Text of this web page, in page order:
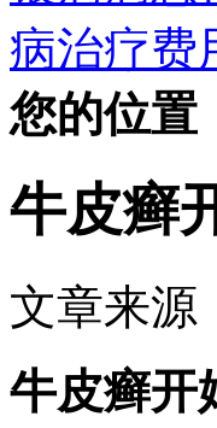
病治疗费
您的位置
牛皮癣
文章来源
牛皮癣开